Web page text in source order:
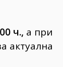
ч., а при
актуална